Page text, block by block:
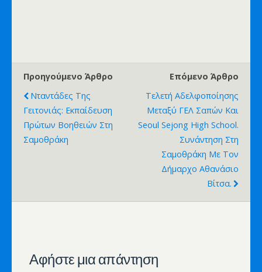
Προηγούμενο Άρθρο
Νταντάδες Της
Γειτονιάς: Εκπαίδευση
Πρώτων Βοηθειών Στη
Σαμοθράκη
Επόμενο Άρθρο
Τελετή Αδελφοποίησης
Μεταξύ ΓΕΛ Σαπών Και
Seoul Sejong High School.
Συνάντηση Στη
Σαμοθράκη Με Τον
Δήμαρχο Αθανάσιο
Βίτσα.
Αφήστε μια απάντηση